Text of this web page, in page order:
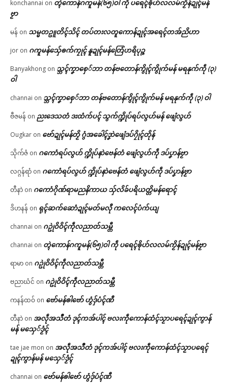
In "လိက်ပရေၚ်"
konchannai on တ္ၚဲကောန်ဂကူမန်(၆၅)ဝါ ကဵု ပရေၚ်ၜိုဟ်လလမ်ကၟိန်ဍုၚ်မန်
ဗၟာ
မန် on သမ္မတဥူတိၚ်သိၚ် တပ်တးလတူကောန်ဍုၚ်အရေၚ်တအ်ညိဟာ
jor on ဂကူမန်​သှ်ေၜက်ကၠုၚ် နူဍုၚ်မန်တြေံဟရိပုဉ္ဇ
Banyakhong on သ္ဘၚ်ကၞာစှေ်ဘာ တန်ဗတောန်ကွိုၚ်ကွိုက်မန် မရနုက်ကဵု (၃)
ဝါ
channai on သ္ဘၚ်ကၞာစှေ်ဘာ တန်ဗတောန်ကွိုၚ်ကွိုက်မန် မရနုက်ကဵု (၃) ဝါ
ဗီဇမန် on ညးဒေသတံ ဒးထံက်ပၚ် သွက်က္ဍိုပ်ရပ်လွဟ်မန် ဖျေံလွဟ်
Ougkar on ဗော်ဍုၚ်မန်တၟိ ဂွံအခေါၚ်ဒၞာဲဖျေံဒပ်ဂၠိုၚ်တိုန်
သိုက်ဇံ on ဂကောံရပ်လွဟ် က္ဍိုပ်နာဲဗေန်တံ ဖျေံလွဟ်ကဵု ဒပ်ပၞာန်ဗၟာ
လဂ္ဂန်ရာံ on ဂကောံရပ်လွဟ် က္ဍိုပ်နာဲဗေန်တံ ဖျေံလွဟ်ကဵု ဒပ်ပၞာန်ဗၟာ
တီနာဲ on ဂကောံဂိုဏ်ရာမညနိကာယ သှ်လိခ်ပရိယတ္တိမန်ရောၚ်
ဒိဟနန် on ရုၚ်ဆက်ဆောံဍုၚ်မတ်မလီု ကလေၚ်ပံက်ယျ
channai on ဂဥုဲဝိဝိၚ်ကဵုလညာတ်သမ္တီ
channai on တ္ၚဲကောန်ဂကူမန်(၆၅)ဝါ ကဵု ပရေၚ်ၜိုဟ်လလမ်ကၟိန်ဍုၚ်မန်ဗၟာ
ရာမာ on ဂဥုဲဝိဝိၚ်ကဵုလညာတ်သမ္တီ
ဗညာဃံင် on ဂဥုဲဝိဝိၚ်ကဵုလညာတ်သမ္တီ
ကနန်ထဝ် on ဗော်မန်ၜါဗော် ဟွံဒှ်ပံၚ်ဏီ
တီနာဲ on အလဵုအသဳတံ ဒုၚ်ကအ်ပါၚ် ဗလးကဵုကောန်ထံၚ်သၟာပရေၚ်ဍုၚ်ကွာန်
မန် မသှေ်ဒၟံၚ်
tae jae mon on အလဵုအသဳတံ ဒုၚ်ကအ်ပါၚ် ဗလးကဵုကောန်ထံၚ်သၟာပရေၚ်
ဍုၚ်ကွာန်မန် မသှေ်ဒၟံၚ်
channai on ဗော်မန်ၜါဗော် ဟွံဒှ်ပံၚ်ဏီ